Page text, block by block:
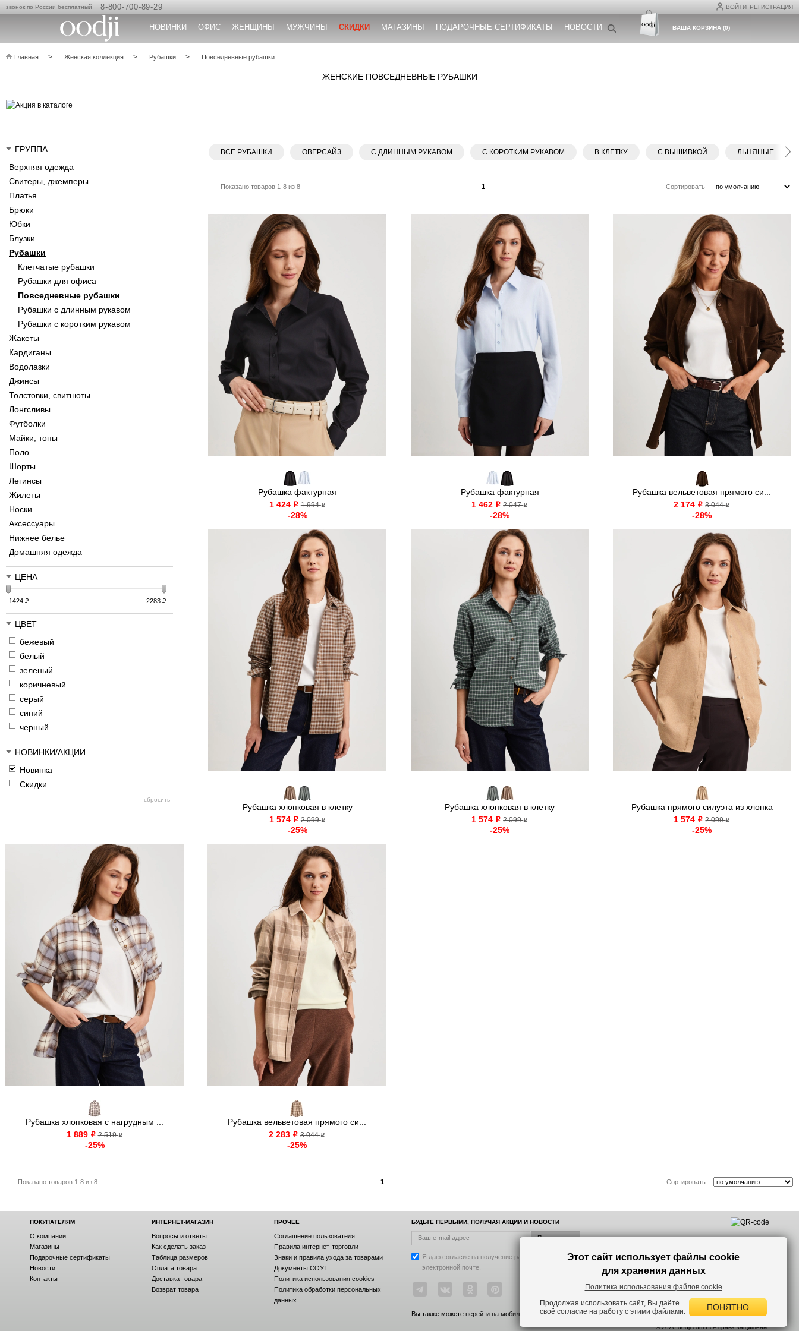
ВОЙТИ РЕГИСТРАЦИЯ
звонок по России бесплатный 8-800-700-89-29
НОВИНКИ ОФИС ЖЕНЩИНЫ МУЖЧИНЫ СКИДКИ МАГАЗИНЫ ПОДАРОЧНЫЕ СЕРТИФИКАТЫ НОВОСТИ ВАША КОРЗИНА(0)
Главная Женская коллекция Рубашки Повседневные рубашки
ЖЕНСКИЕ ПОВСЕДНЕВНЫЕ РУБАШКИ
ГРУППА
Верхняя одежда
Свитеры, джемперы
Платья
Брюки
Юбки
Блузки
Рубашки
Клетчатые рубашки
Рубашки для офиса
Повседневные рубашки
Рубашки с длинным рукавом
Рубашки с коротким рукавом
Жакеты
Кардиганы
Водолазки
Джинсы
Толстовки, свитшоты
Лонгсливы
Футболки
Майки, топы
Поло
Шорты
Легинсы
Жилеты
Носки
Аксессуары
Нижнее белье
Домашняя одежда
ЦЕНА
1424 ₽ 2283₽
ЦВЕТ
бежевый
белый
зеленый
коричневый
серый
синий
черный
НОВИНКИ/АКЦИИ
Новинка
Скидки
ВСЕ РУБАШКИ ОВЕРСАЙЗ С ДЛИННЫМ РУКАВОМ С КОРОТКИМ РУКАВОМ В КЛЕТКУ С ВЫШИВКОЙ ЛЬНЯНЫЕ
Показано товаров 1-8 из 8 1 Сортировать
Рубашка фактурная
1 424 o 1 994o
-28%
Рубашка фактурная
1 462 o 2 047o
-28%
Рубашка вельветовая прямого си...
2 174 o 3 044o
-28%
Рубашка хлопковая в клетку
1 574 o 2 099o
-25%
Рубашка хлопковая в клетку
1 574 o 2 099o
-25%
Рубашка прямого силуэта из хлопка
1 574 o 2 099o
-25%
Рубашка хлопковая с нагрудным ...
1 889 o 2 519o
-25%
Рубашка вельветовая прямого си...
2 283 o 3 044o
-25%
Показано товаров 1-8 из 8 1 Сортировать
ПОКУПАТЕЛЯМ
О компании
Магазины
Подарочные сертификаты
Новости
Контакты
ИНТЕРНЕТ-МАГАЗИН
Вопросы и ответы
Как сделать заказ
Таблица размеров
Оплата товара
Доставка товара
Возврат товара
ПРОЧЕЕ
Соглашение пользователя
Правила интернет-торговли
Знаки и правила ухода за товарами
Документы СОУТ
Политика использования cookies
Политика обработки персональных
данных
БУДЬТЕ ПЕРВЫМИ, ПОЛУЧАЯ АКЦИИ И НОВОСТИ
Я даю согласие на получение рассылок по
электронной почте.
Вы также можете перейти на мобильную версию сайта.
© 2026 oodji.com Все права защищены.
Этот сайт использует файлы cookie
для хранения данных
Политика использования файлов cookie
Продолжая использовать сайт, Вы даёте
своё согласие на работу с этими файлами.
ПОНЯТНО